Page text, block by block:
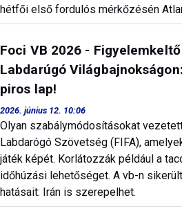
hétfői első fordulós mérkőzésén
Foci VB 2026 -
Labdarúgó
piros lap!
2026. június 12. 10:06
Olyan szabálymódosításokat
Labdarógó Szövetség (FIFA),
játék képét. Korlátozzák például a
időhúzási lehetőséget. A vb-n
hatásait: Irán is szerepelhet.